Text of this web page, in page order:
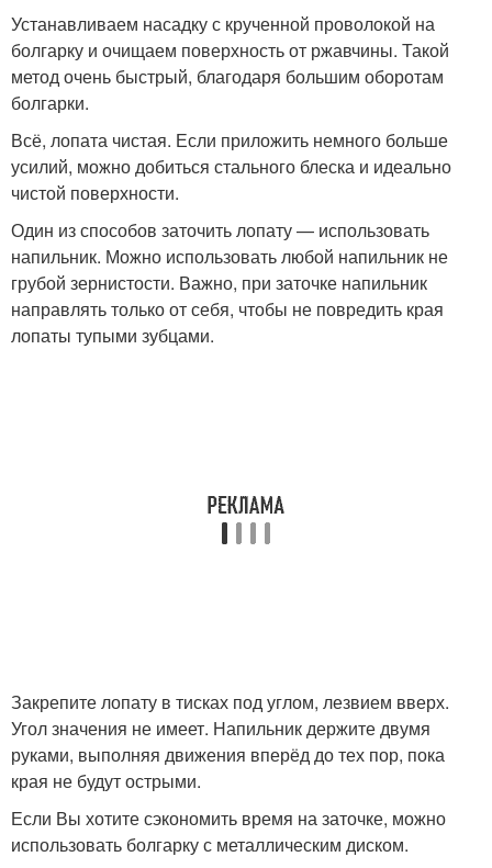
Устанавливаем насадку с крученной проволокой на
болгарку и очищаем поверхность от ржавчины. Такой
метод очень быстрый, благодаря большим оборотам
болгарки.
Всё, лопата чистая. Если приложить немного больше
усилий, можно добиться стального блеска и идеально
чистой поверхности.
Один из способов заточить лопату — использовать
напильник. Можно использовать любой напильник не
грубой зернистости. Важно, при заточке напильник
направлять только от себя, чтобы не повредить края
лопаты тупыми зубцами.
Закрепите лопату в тисках под углом, лезвием вверх.
Угол значения не имеет. Напильник держите двумя
руками, выполняя движения вперёд до тех пор, пока
края не будут острыми.
Если Вы хотите сэкономить время на заточке, можно
использовать болгарку с металлическим диском.